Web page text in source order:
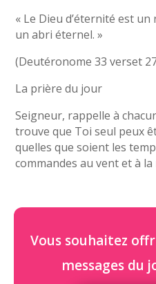
« Le Dieu d’éternité est
un abri éternel. »
(Deutéronome 33 verset
La prière du jour
Seigneur, rappelle à
trouve que Toi seul peux
quelles que soient les
commandes au vent et à la
Vous souhaitez
messages du